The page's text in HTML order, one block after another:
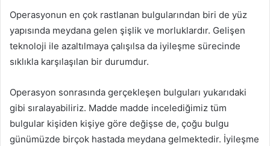
Operasyonun en çok rastlanan bulgularından biri de yüz
yapısında meydana gelen şişlik ve morluklardır. Gelişen
teknoloji ile azaltılmaya çalışılsa da iyileşme sürecinde
sıklıkla karşılaşılan bir durumdur.
Operasyon sonrasında gerçekleşen bulguları yukarıdaki
gibi sıralayabiliriz. Madde madde incelediğimiz tüm
bulgular kişiden kişiye göre değişse de, çoğu bulgu
günümüzde birçok hastada meydana gelmektedir. İyileşme